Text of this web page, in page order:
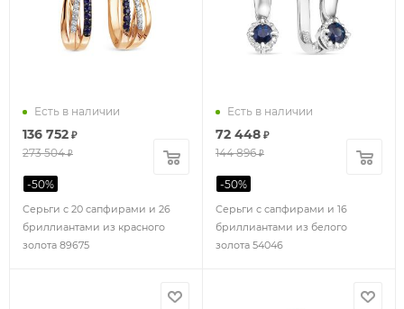
Серьги с 20 сапфирами и 26
бриллиантами из красного
золота 89675
Есть в наличии
136 752 ₽
273 504₽
-50%
Серьги с сапфирами и 16
бриллиантами из белого
золота 54046
Есть в наличии
72 448 ₽
144 896₽
-50%